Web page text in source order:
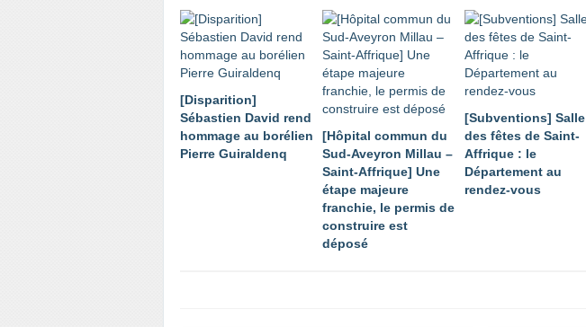
[Disparition]
Sébastien David rend
hommage au borélien
Pierre Guiraldenq
[Hôpital commun du
Sud-Aveyron Millau –
Saint-Affrique] Une
étape majeure
franchie, le permis de
construire est
déposé
[Subventions] Salle
des fêtes de Saint-
Affrique : le
Département au
rendez-vous